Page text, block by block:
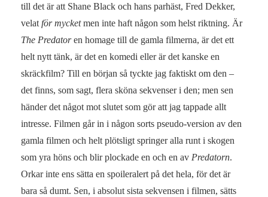
till det är att Shane Black och hans parhäst, Fred Dekker,
velat för mycketmen inte haft någon som helst riktning. Är
The Predatoren homage till de gamla filmerna, är det ett
helt nytt tänk, är det en komedi eller är det kanske en
skräckfilm? Till en början så tyckte jag faktiskt om den –
det finns, som sagt, flera sköna sekvenser i den; men sen
händer det något mot slutet som gör att jag tappade allt
intresse. Filmen går in i någon sorts pseudo-version av den
gamla filmen och helt plötsligt springer alla runt i skogen
som yra höns och blir plockade en och en av Predatorn.
Orkar inte ens sätta en spoileralert på det hela, för det är
bara så dumt. Sen, i absolut sista sekvensen i filmen, sätts